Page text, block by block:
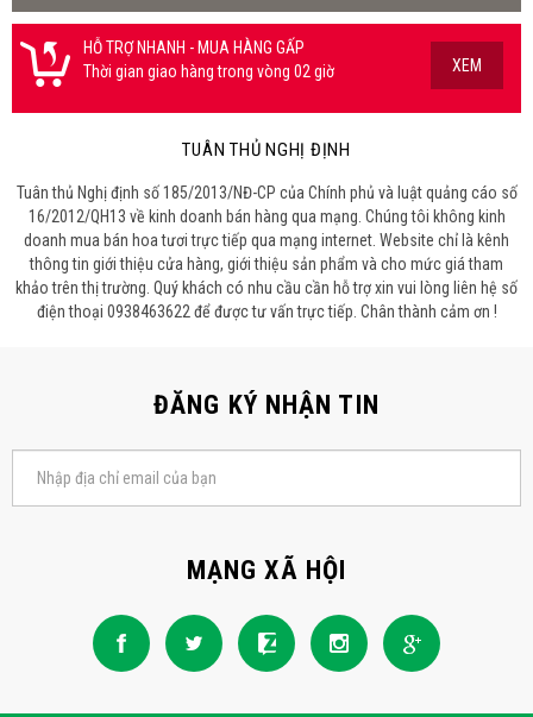
HỖ TRỢ NHANH - MUA HÀNG GẤP
Thời gian giao hàng trong vòng 02 giờ
XEM
TUÂN THỦ NGHỊ ĐỊNH
Tuân thủ Nghị định số 185/2013/NĐ-CP của Chính phủ và luật quảng cáo số
16/2012/QH13 về kinh doanh bán hàng qua mạng. Chúng tôi không kinh
doanh mua bán hoa tươi trực tiếp qua mạng internet. Website chỉ là kênh
thông tin giới thiệu cửa hàng, giới thiệu sản phẩm và cho mức giá tham
khảo trên thị trường. Quý khách có nhu cầu cần hỗ trợ xin vui lòng liên hệ số
điện thoại 0938463622 để được tư vấn trực tiếp. Chân thành cảm ơn !
ĐĂNG KÝ NHẬN TIN
MẠNG XÃ HỘI